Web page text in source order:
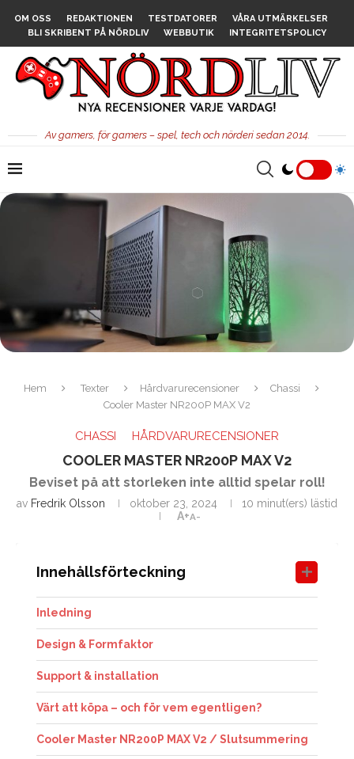
OM OSS REDAKTIONEN TESTDATORER
VÅRA UTMÄRKELSER
BLI SKRIBENT PÅ NÖRDLIV
WEBBUTIK INTEGRITETSPOLICY
Av gamers, för gamers – spel, tech och nörderi sedan 2014.
Hem Texter Hårdvarurecensioner
Chassi
Cooler Master NR200P MAX V2
CHASSI HÅRDVARURECENSIONER
COOLER MASTER NR200P MAX V2
Beviset på att storleken inte alltid spelar roll!
av Fredrik Olsson oktober 23, 2024
10 minut(ers) lästid
A+A-
Innehållsförteckning
Inledning
Design & Formfaktor
Support & installation
Värt att köpa – och för vem egentligen?
Cooler Master NR200P MAX V2 / Slutsummering